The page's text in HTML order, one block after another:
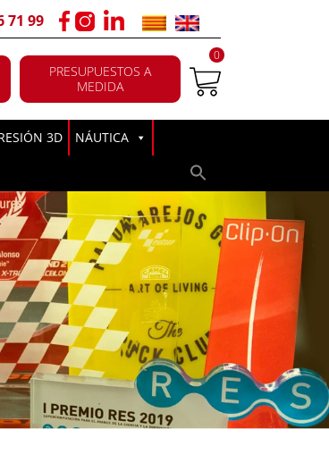
71 99
PRESUPUESTOS A
MEDIDA
0
3D NÁUTICA